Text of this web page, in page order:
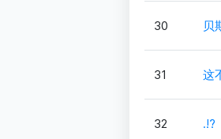
30 贝
31 这
32 .!?